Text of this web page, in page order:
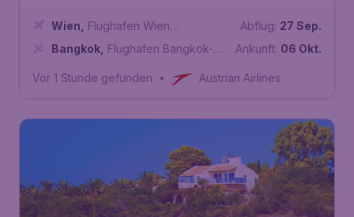
Wien
Flughafen Wien
Schwechat
Bangkok Flughafen Bangkok-
Abflug: 27 Sep.
Ankunft: 06 Okt.
Vor 1 Stunde gefunden • Austrian Airlines